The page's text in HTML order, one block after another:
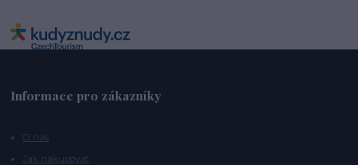
Informace pro zákazníky
O nás
Jak nakupovat